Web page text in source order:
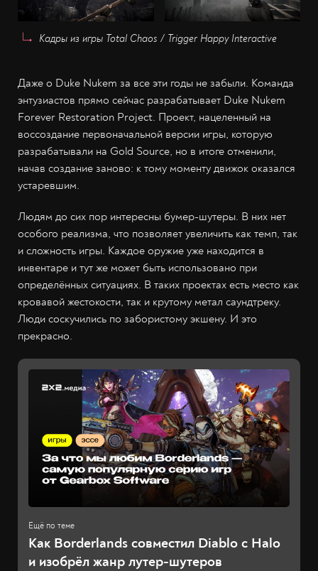
Кадры из игры Total Chaos / Trigger Happy Interactive
Даже о Duke Nukem за все эти годы не забыли. Команда
энтузиастов прямо сейчас разрабатывает Duke Nukem
Forever Restoration Project. Проект, нацеленный на
воссоздание первоначальной версии игры, которую
разрабатывали на Gold Source, но в итоге отменили,
начав создание заново: к тому моменту движок оказался
устаревшим.
Людям до сих пор интересны бумер-шутеры. В них нет
особого реализма, что позволяет увеличить как темп, так
и сложность игры. Каждое оружие уже находится в
инвентаре и тут же может быть использовано при
определённых ситуациях. В таких проектах есть место как
кровавой жестокости, так и крутому метал саундтреку.
Люди соскучились по забористому экшену. И это
прекрасно.
Как Borderlands совместил Diablo с Halo
и изобрёл жанр лутер-шутеров